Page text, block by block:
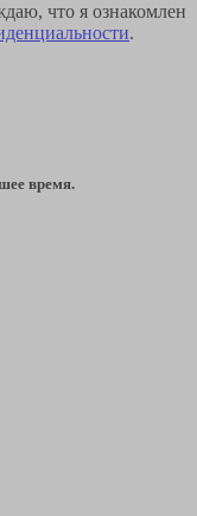
что я ознакомлен
.
время.